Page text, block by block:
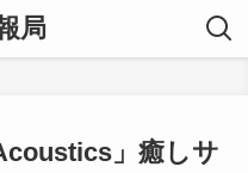
局
」癒しサ